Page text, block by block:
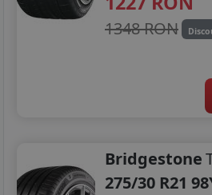
1348 RON
Bridgestone
275/30 R21